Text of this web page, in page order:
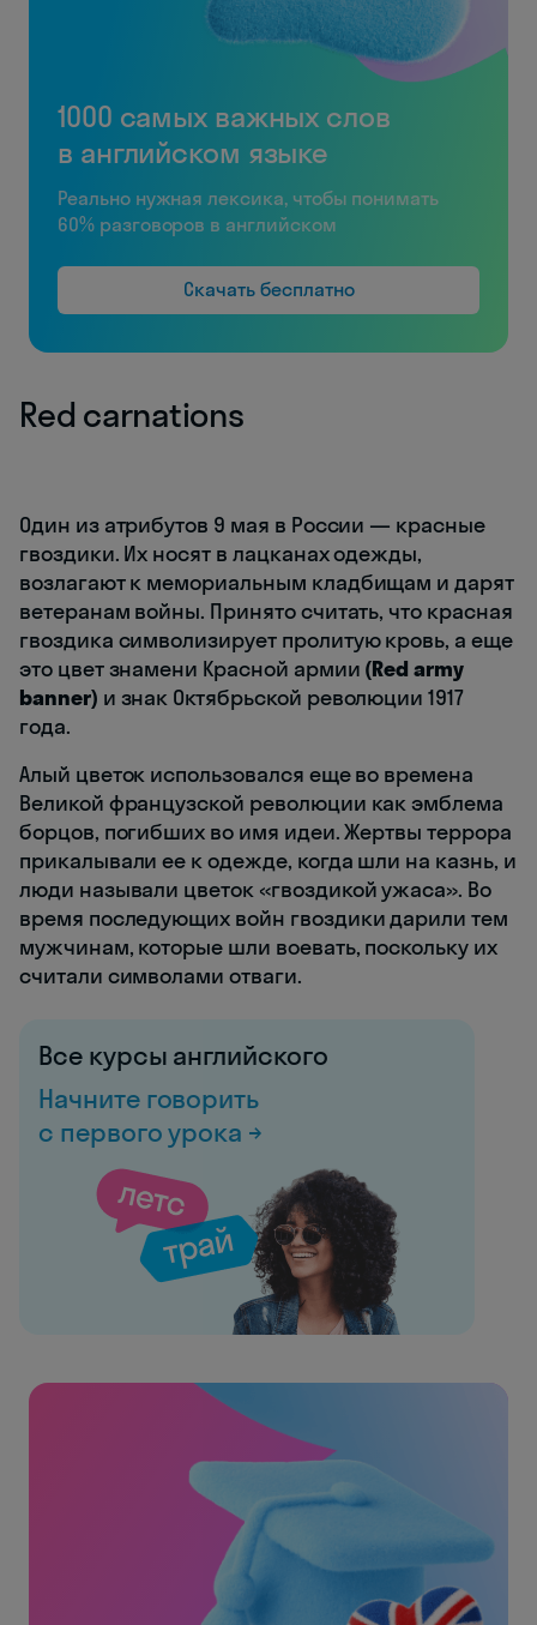
1000 самых важных слов
в английском языке
Реально нужная лексика, чтобы понимать
60% разговоров в английском
Скачать бесплатно
Red carnations
Один из атрибутов 9 мая в России — красные
гвоздики. Их носят в лацканах одежды,
возлагают к мемориальным кладбищам и дарят
ветеранам войны. Принято считать, что красная
гвоздика символизирует пролитую кровь, а еще
это цвет знамени Красной армии (Red army
banner) и знак Октябрьской революции 1917
года.
Алый цветок использовался еще во времена
Великой французской революции как эмблема
борцов, погибших во имя идеи. Жертвы террора
прикалывали ее к одежде, когда шли на казнь, и
люди называли цветок «гвоздикой ужаса». Во
время последующих войн гвоздики дарили тем
мужчинам, которые шли воевать, поскольку их
считали символами отваги.
Все курсы английского
Начните говорить
с первого урока →